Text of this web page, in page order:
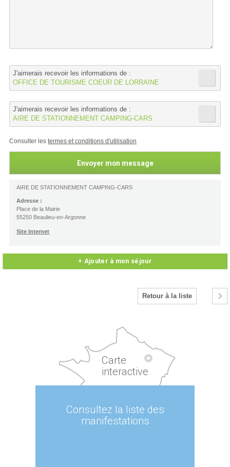
J'aimerais recevoir les informations de :
OFFICE DE TOURISME COEUR DE LORRAINE
J'aimerais recevoir les informations de :
AIRE DE STATIONNEMENT CAMPING-CARS
Consulter lestermes et conditions d'utilisation
AIRE DE STATIONNEMENT CAMPING-CARS
Adresse :
Place de la Mairie
55250 Beaulieu-en-Argonne
Site Internet
+ Ajouter à mon séjour
Retour à la liste
Carte
interactive
Consultez la liste des
manifestations